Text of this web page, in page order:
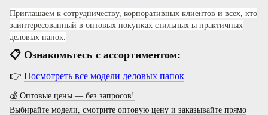
Приглашаем к сотрудничеству, корпоративных клиентов и всех, кто
заинтересованный в оптовых покупках стильных ы практичных
деловых папок.
📋 Ознакомьтесь с ассортиментом:
👉 Посмотреть все модели деловых папок
💰 Оптовые цены — без запросов!
Выбирайте модели, смотрите оптовую цену и заказывайте прямо